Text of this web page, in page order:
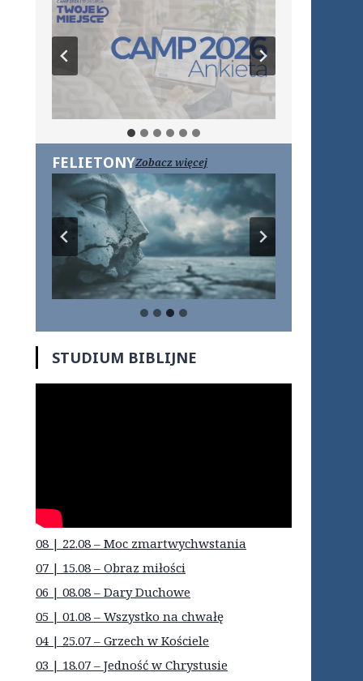
FELIETONYZobacz więcej
STUDIUM BIBLIJNE
08 | 22.08 – Moc zmartwychwstania
07 | 15.08 – Obraz miłości
06 | 08.08 – Dary Duchowe
05 | 01.08 – Wszystko na chwałę
04 | 25.07 – Grzech w Kościele
03 | 18.07 – Jedność w Chrystusie